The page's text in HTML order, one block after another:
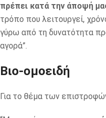
πρέπει κατά την άποψή
τρόπο που λειτουργεί,
γύρω από τη δυνατότητα
αγορά”.
Βιο-ομοειδή
Για το θέμα των